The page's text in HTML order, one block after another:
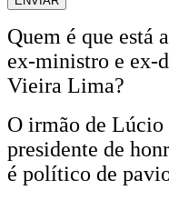
Quem é que está
ex-ministro e ex-
Vieira Lima?
O irmão de
presidente de
é político de